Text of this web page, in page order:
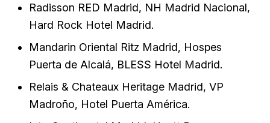
Radisson RED Madrid, NH Madrid Nacional,
Hard Rock Hotel Madrid.
Mandarin Oriental Ritz Madrid, Hospes
Puerta de Alcalá, BLESS Hotel Madrid.
Relais & Chateaux Heritage Madrid, VP
Madroño, Hotel Puerta América.